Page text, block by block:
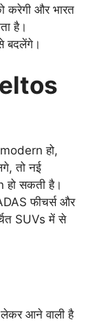
करेगी और भारत
है।
बदलेंगे।
हो,
तो नई
सकती है।
फीचर्स और
SUVs में से
आने वाली है